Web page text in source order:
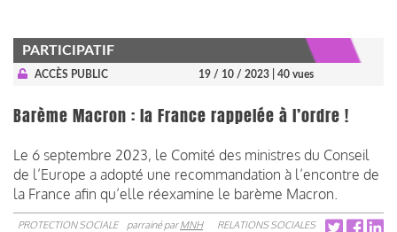
PARTICIPATIF
ACCÈS PUBLIC 19 / 10 / 2023 | 40 vues
Barème Macron : la France rappelée à l’ordre !
Le 6 septembre 2023, le Comité des ministres du Conseil
de l’Europe a adopté une recommandation à l’encontre de
la France afin qu’elle réexamine le barème Macron.
PROTECTION SOCIALE parrainé parMNH RELATIONS SOCIALES